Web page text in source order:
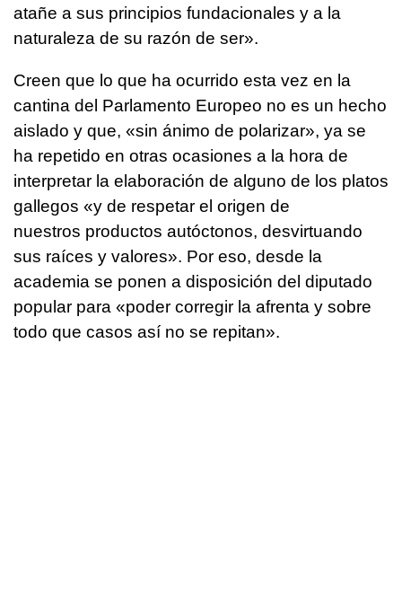
atañe a sus principios fundacionales y a la
naturaleza de su razón de ser».
Creen que lo que ha ocurrido esta vez en la
cantina del Parlamento Europeo no es un hecho
aislado y que, «sin ánimo de polarizar», ya se
ha repetido en otras ocasiones a la hora de
interpretar la elaboración de alguno de los platos
gallegos «y de respetar el origen de
nuestros productos autóctonos, desvirtuando
sus raíces y valores». Por eso, desde la
academia se ponen a disposición del diputado
popular para «poder corregir la afrenta y sobre
todo que casos así no se repitan».